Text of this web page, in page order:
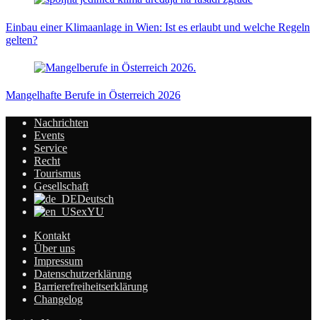
Einbau einer Klimaanlage in Wien: Ist es erlaubt und welche Regeln
gelten?
Mangelhafte Berufe in Österreich 2026
Nachrichten
Events
Service
Recht
Tourismus
Gesellschaft
Deutsch
exYU
Kontakt
Über uns
Impressum
Datenschutzerklärung
Barrierefreiheitserklärung
Changelog